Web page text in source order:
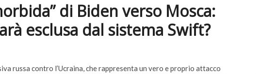
di Biden verso Mosca:
esclusa dal sistema Swift?
russa contro l’Ucraina, che rappresenta un vero e proprio attacco